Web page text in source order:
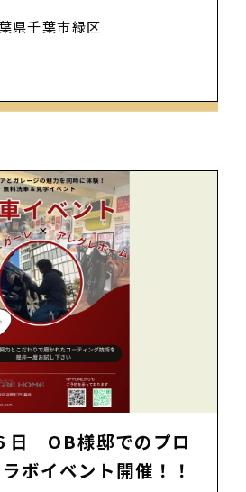
県千葉市緑区
OB様邸でのプロ
ボイベント開催！！